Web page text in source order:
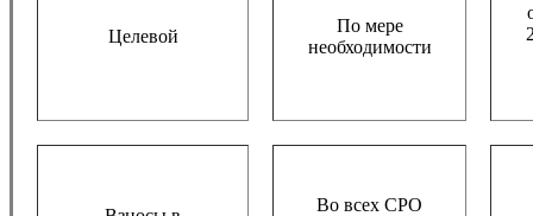
Целевой
По мере
необходимости
Во всех СРО